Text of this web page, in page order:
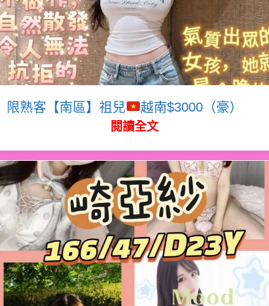
限熟客【南區】祖兒 越南$3000（豪）
閱讀全文